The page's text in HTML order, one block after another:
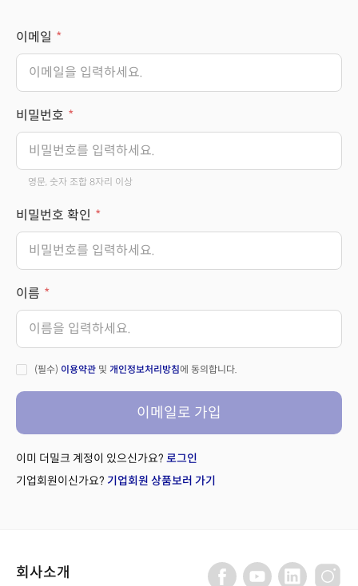
이메일
비밀번호
영문, 숫자 조합 8자리 이상
비밀번호 확인
이름
(필수) 이용약관 및 개인정보처리방침에 동의합니다.
이메일로 가입
이미 더밀크 계정이 있으신가요? 로그인
기업회원이신가요? 기업회원 상품보러 가기
회사소개